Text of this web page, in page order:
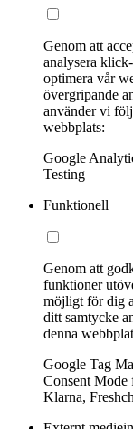
Genom att
analysera
optimera vår
övergripande
använder vi
webbplats:
Google
Testing
Funktionell
Genom att
funktioner
möjligt för dig
ditt samtycke
denna
Google Tag
Consent Mode
Klarna,